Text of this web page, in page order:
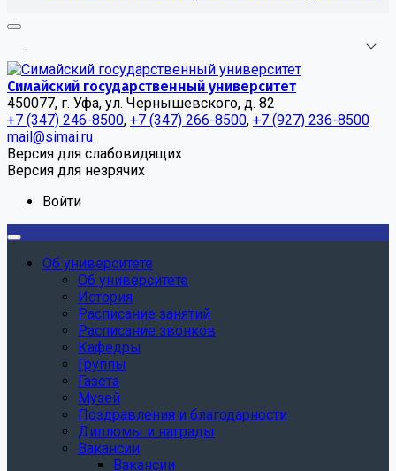
...
Симайский государственный университет
450077, г. Уфа, ул. Чернышевского, д. 82
+7 (347) 246-8500, +7 (347) 266-8500, +7 (927) 236-8500
mail@simai.ru
Версия для слабовидящих
Версия для незрячих
Войти
Об университете
Об университете
История
Расписание занятий
Расписание звонков
Кафедры
Группы
Газета
Музей
Поздравления и благодарности
Дипломы и награды
Вакансии
Вакансии